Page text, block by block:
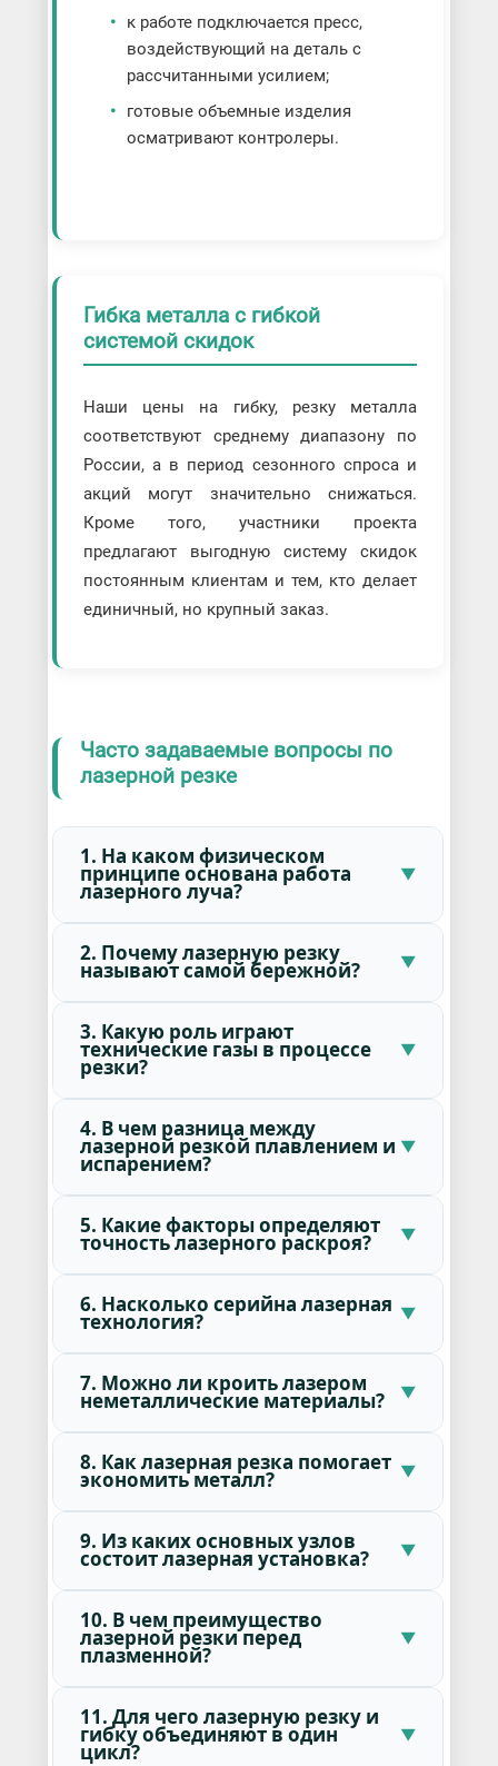
к работе подключается пресс,
воздействующий на деталь с
рассчитанными усилием;
готовые объемные изделия
осматривают контролеры.
Гибка металла c гибкой
системой скидок
Наши цены на гибку, резку металла
соответствуют среднему диапазону по
России, а в период сезонного спроса и
акций могут значительно снижаться.
Кроме того, участники проекта
предлагают выгодную систему скидок
постоянным клиентам и тем, кто делает
единичный, но крупный заказ.
Часто задаваемые вопросы по
лазерной резке
1. На каком физическом
принципе основана работа
лазерного луча?
2. Почему лазерную резку
называют самой бережной?
3. Какую роль играют
технические газы в процессе
резки?
4. В чем разница между
лазерной резкой плавлением и
испарением?
5. Какие факторы определяют
точность лазерного раскроя?
6. Насколько серийна лазерная
технология?
7. Можно ли кроить лазером
неметаллические материалы?
8. Как лазерная резка помогает
экономить металл?
9. Из каких основных узлов
состоит лазерная установка?
10. В чем преимущество
лазерной резки перед
плазменной?
11. Для чего лазерную резку и
гибку объединяют в один
цикл?